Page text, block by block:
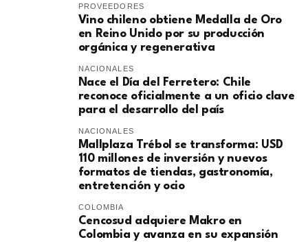
PROVEEDORES
Vino chileno obtiene Medalla de Oro
en Reino Unido por su producción
orgánica y regenerativa
NACIONALES
Nace el Día del Ferretero: Chile
reconoce oficialmente a un oficio clave
para el desarrollo del país
NACIONALES
Mallplaza Trébol se transforma: USD
110 millones de inversión y nuevos
formatos de tiendas, gastronomía,
entretención y ocio
COLOMBIA
Cencosud adquiere Makro en
Colombia y avanza en su expansión